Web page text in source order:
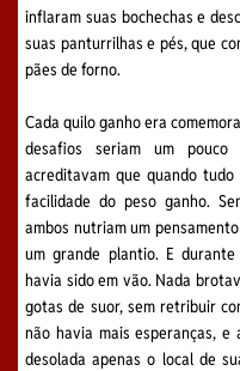
inflaram suas bochechas e
suas panturrilhas e pés, que
pães de
Cada quilo ganho era
desafios seriam um pouco
acreditavam que quando
facilidade do peso ganho.
ambos nutriam um
um grande plantio. E
havia sido em vão. Nada
gotas de suor, sem retribuir
não havia mais esperanças,
desolada apenas o local de